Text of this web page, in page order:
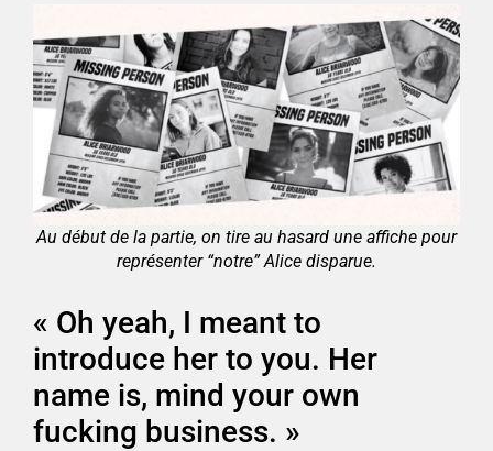
Au début de la partie, on tire au hasard une affiche pour
représenter “notre” Alice disparue.
« Oh yeah, I meant to
introduce her to you. Her
name is, mind your own
fucking business. »